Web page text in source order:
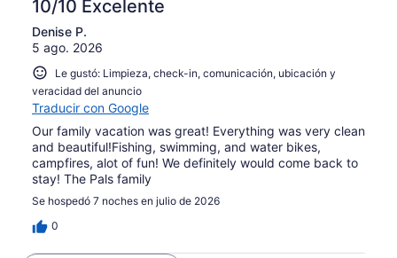
opiniones
de
opiniones
en
de
opiniones
10/10 Excelente
Denise P.
5 ago. 2026
Le gustó: Limpieza, check-in, comunicación, ubicación y
veracidad del anuncio
Traducir con Google
Our family vacation was great! Everything was very clean
and beautiful!Fishing, swimming, and water bikes,
campfires, alot of fun! We definitely would come back to
stay! The Pals family
Se hospedó 7 noches en julio de 2026
0